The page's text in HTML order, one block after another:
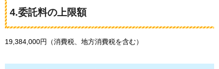
4.委託料の上限額
19,384,000円（消費税、地方消費税を含む）